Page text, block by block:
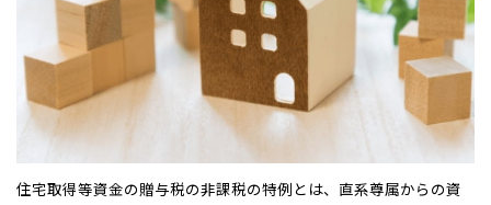
住宅取得等資金の贈与税の非課税の特例とは、直系尊属からの資